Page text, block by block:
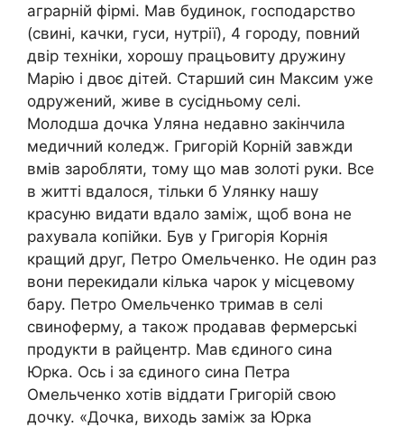
аграрній фірмі. Мав будинок, господарство
(свині, качки, гуси, нутрії), 4 городу, повний
двір техніки, хорошу працьовиту дружину
Марію і двоє дітей. Старший син Максим уже
одружений, живе в сусідньому селі.
Молодша дочка Уляна недавно закінчила
медичний коледж. Григорій Корній завжди
вмів заробляти, тому що мав золоті руки. Все
в житті вдалося, тільки б Улянку нашу
красуню видати вдало заміж, щоб вона не
рахувала копійки. Був у Григорія Корнія
кращий друг, Петро Омельченко. Не один раз
вони перекидали кілька чарок у місцевому
бару. Петро Омельченко тримав в селі
свиноферму, а також продавав фермерські
продукти в райцентр. Мав єдиного сина
Юрка. Ось і за єдиного сина Петра
Омельченко хотів віддати Григорій свою
дочку. «Дочка, виходь заміж за Юрка